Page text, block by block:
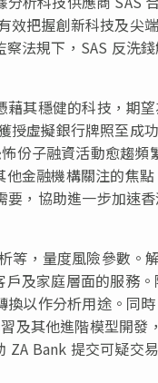
效把握創新科技及尖
法規下，SAS 反洗
藉其穩健的科技，期
授虛擬銀行牌照至成
份子融資活動愈趨頻
金融機構關注的焦
要，協助進一步加速
等，量度風險參數。
及家庭層面的服務
換以作分析用途。同
及其他進階模型開發
ZA Bank 提交可疑交